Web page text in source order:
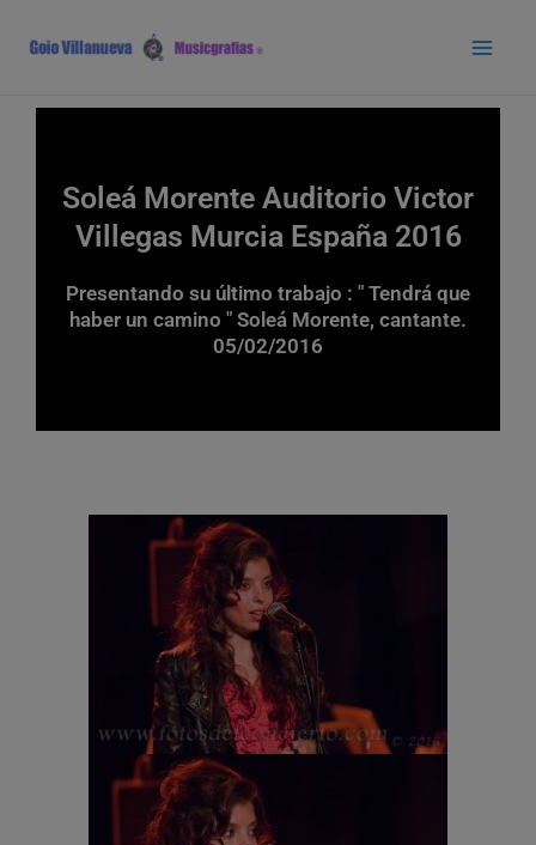
contenido
Soleá Morente Auditorio Victor
Villegas Murcia España 2016
Presentando su último trabajo : " Tendrá que
haber un camino " Soleá Morente, cantante.
05/02/2016